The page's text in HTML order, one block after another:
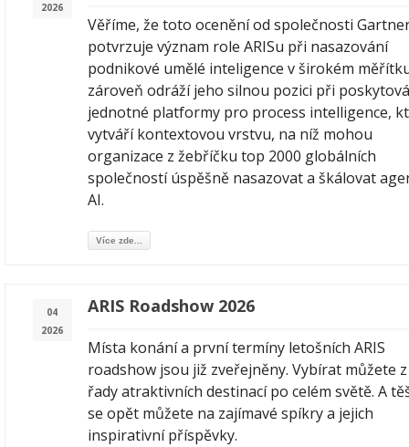
2026
Věříme, že toto ocenění od společnosti
potvrzuje význam role ARISu při nasazování
podnikové umělé inteligence v širokém
zároveň odráží jeho silnou pozici při
jednotné platformy pro process intelligence,
vytváří kontextovou vrstvu, na níž mohou
organizace z žebříčku top 2000 globálních
společností úspěšně nasazovat a škálovat
AI.
Více zde...
04
2026
ARIS Roadshow 2026
Místa konání a první termíny letošních ARIS
roadshow jsou již zveřejněny. Vybírat můžete z
řady atraktivních destinací po celém světě. A
se opět můžete na zajímavé spíkry a jejich
inspirativní příspěvky.